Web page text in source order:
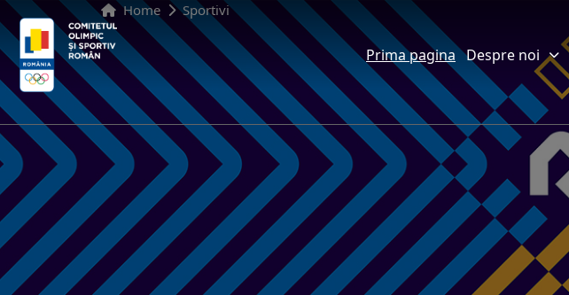
Prima pagina Despre noi
Home Sportivi